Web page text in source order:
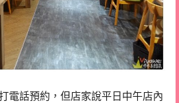
電話預約，但店家說平日中午店內